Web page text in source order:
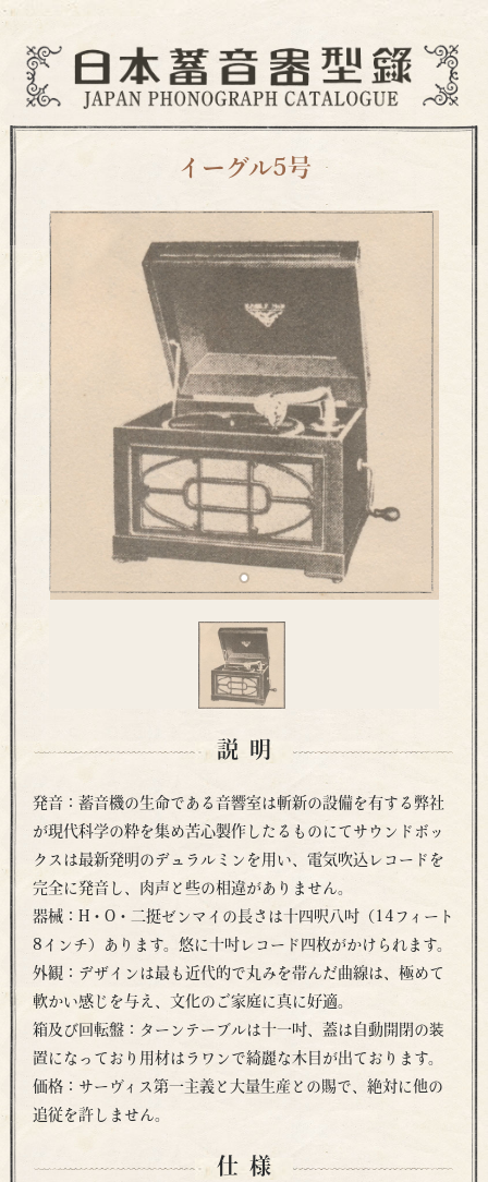
イーグル5号
説明
発音：蓄音機の生命である音響室は斬新の設備を有する弊社
が現代科学の粋を集め苦心製作したるものにてサウンドボッ
クスは最新発明のデュラルミンを用い、電気吹込レコードを
完全に発音し、肉声と些の相違がありません。
器械：H・O・二挺ゼンマイの長さは十四呎八吋（14フィート
8インチ）あります。悠に十吋レコード四枚がかけられます。
外観：デザインは最も近代的で丸みを帯んだ曲線は、極めて
軟かい感じを与え、文化のご家庭に真に好適。
箱及び回転盤：ターンテーブルは十一吋、蓋は自動開閉の装
置になっており用材はラワンで綺麗な木目が出ております。
価格：サーヴィス第一主義と大量生産との賜で、絶対に他の
追従を許しません。
仕様